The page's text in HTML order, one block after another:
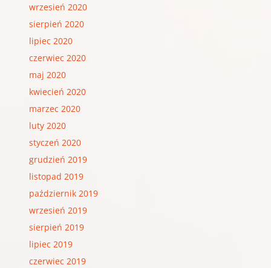
wrzesień 2020
sierpień 2020
lipiec 2020
czerwiec 2020
maj 2020
kwiecień 2020
marzec 2020
luty 2020
styczeń 2020
grudzień 2019
listopad 2019
październik 2019
wrzesień 2019
sierpień 2019
lipiec 2019
czerwiec 2019